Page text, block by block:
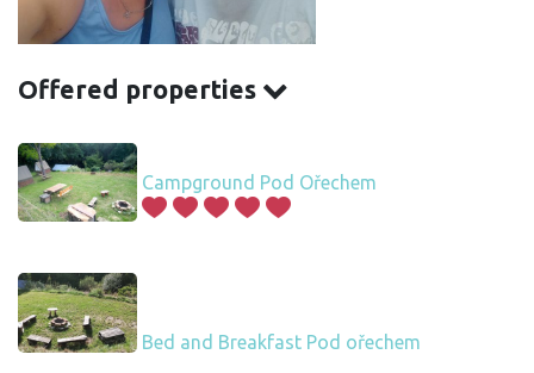
Offered properties
Campground Pod Ořechem
Bed and Breakfast Pod ořechem